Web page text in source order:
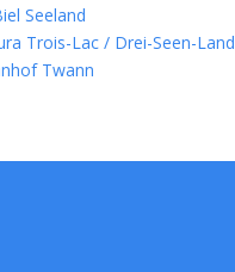
Seeland
Trois-Lac / Drei-Seen-Land
Twann